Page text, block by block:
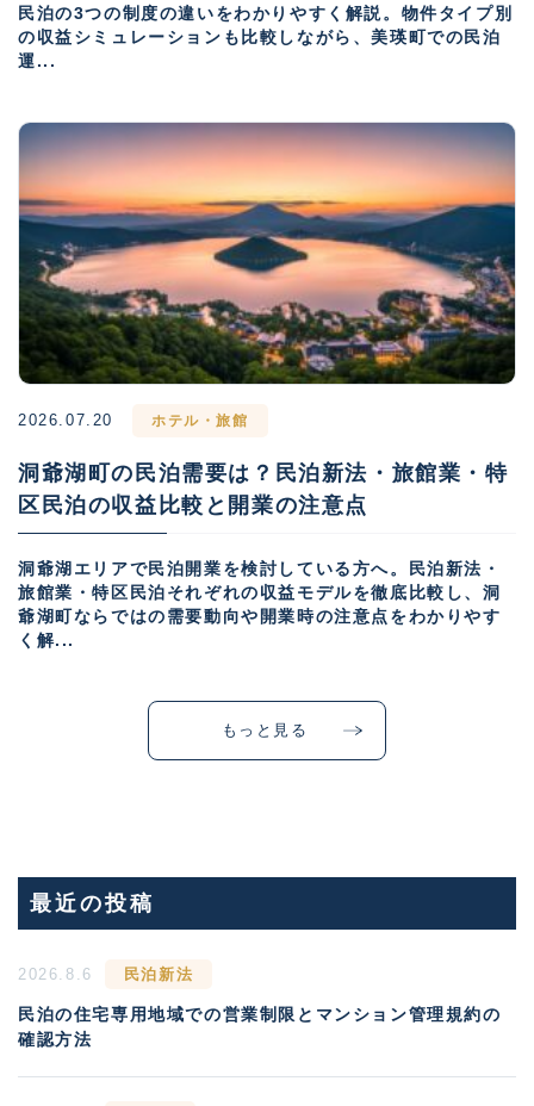
民泊の3つの制度の違いをわかりやすく解説。物件タイプ別
の収益シミュレーションも比較しながら、美瑛町での民泊
運...
2026.07.20 ホテル・旅館
洞爺湖町の民泊需要は？民泊新法・旅館業・特
区民泊の収益比較と開業の注意点
洞爺湖エリアで民泊開業を検討している方へ。民泊新法・
旅館業・特区民泊それぞれの収益モデルを徹底比較し、洞
爺湖町ならではの需要動向や開業時の注意点をわかりやす
く解...
もっと見る
最近の投稿
2026.8.6 民泊新法
民泊の住宅専用地域での営業制限とマンション管理規約の
確認方法